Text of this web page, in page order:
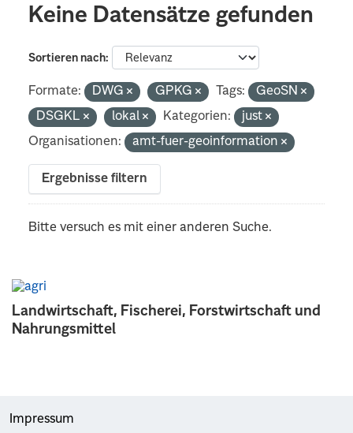
Landwirtschaft, Fischerei, Forstwirtschaft und
Nahrungsmittel
Keine Datensätze gefunden
Sortieren nach
Formate: DWG GPKG Tags:
GeoSN
DSGKL
lokal Kategorien:
just
Organisationen:
amt-fuer-geoinformation
Ergebnisse filtern
Bitte versuch es mit einer anderen Suche.
Impressum